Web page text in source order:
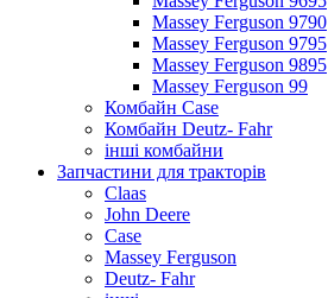
Massey Ferguson 9790
Massey Ferguson 9795
Massey Ferguson 9895
Massey Ferguson 99
Комбайн Case
Комбайн Deutz- Fahr
інші комбайни
Запчастини для тракторів
Claas
John Deere
Case
Massey Ferguson
Deutz- Fahr